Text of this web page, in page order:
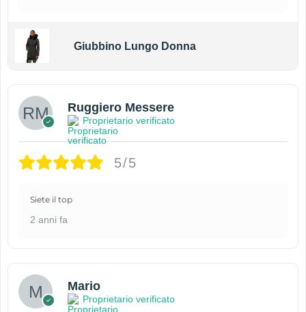
Giubbino Lungo Donna
Ruggiero Messere
Proprietario verificato
5/5
Siete il top
2 anni fa
Mario
Proprietario verificato